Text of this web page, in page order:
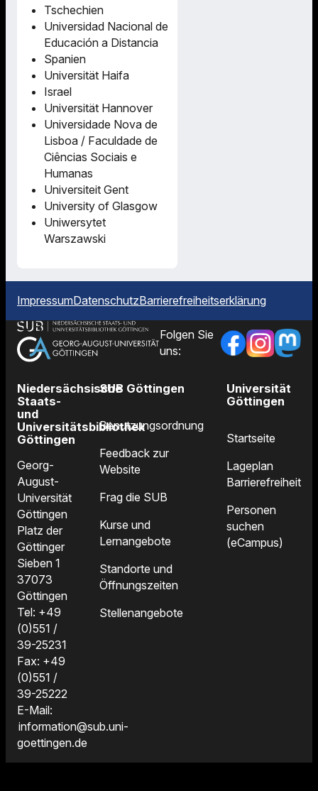
Tschechien
Universidad Nacional de
Educación a Distancia
Spanien
Universität Haifa
Israel
Universität Hannover
Universidade Nova de
Lisboa / Faculdade de
Ciências Sociais e
Humanas
Universiteit Gent
University of Glasgow
Uniwersytet
Warszawski
ImpressumDatenschutzBarrierefreiheitserklärung
Folgen Sie
uns:
Niedersächsische
Staats-
und
Universitätsbibliothek
Göttingen
Georg-
August-
Universität
Göttingen
Platz der
Göttinger
Sieben 1
37073
Göttingen
Tel: +49
(0)551 /
39-25231
Fax: +49
(0)551 /
39-25222
E-Mail:
information@sub.uni-
goettingen.de
SUB Göttingen
Benutzungsordnung
Feedback zur
Website
Frag die SUB
Kurse und
Lernangebote
Standorte und
Öffnungszeiten
Stellenangebote
Universität
Göttingen
Startseite
Lageplan
Barrierefreiheit
Personen
suchen
(eCampus)